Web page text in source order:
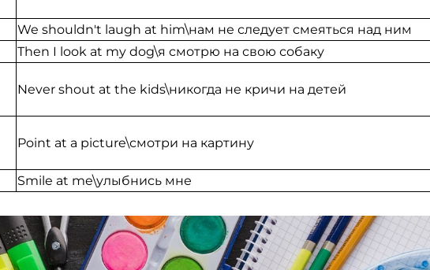
We shouldn't laugh at him\нам не следует смеяться над ним
Then I look at my dog\я смотрю на свою собаку
Never shout at the kids\никогда не кричи на детей
Point at a picture\смотри на картину
Smile at me\улыбнись мне